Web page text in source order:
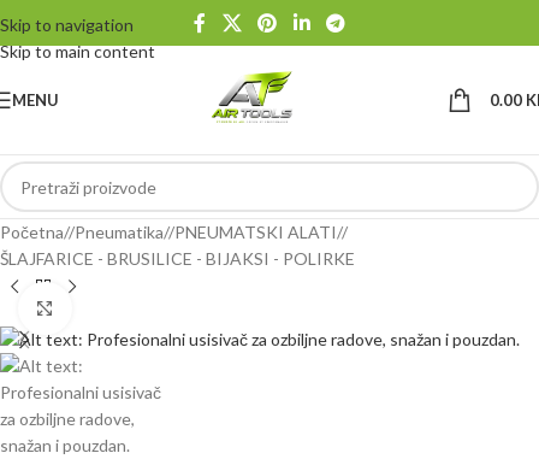
Skip to navigation
Skip to main content
MENU 0.00
Početna/ Pneumatika/ PNEUMATSKI ALATI/
ŠLAJFARICE - BRUSILICE - BIJAKSI - POLIRKE